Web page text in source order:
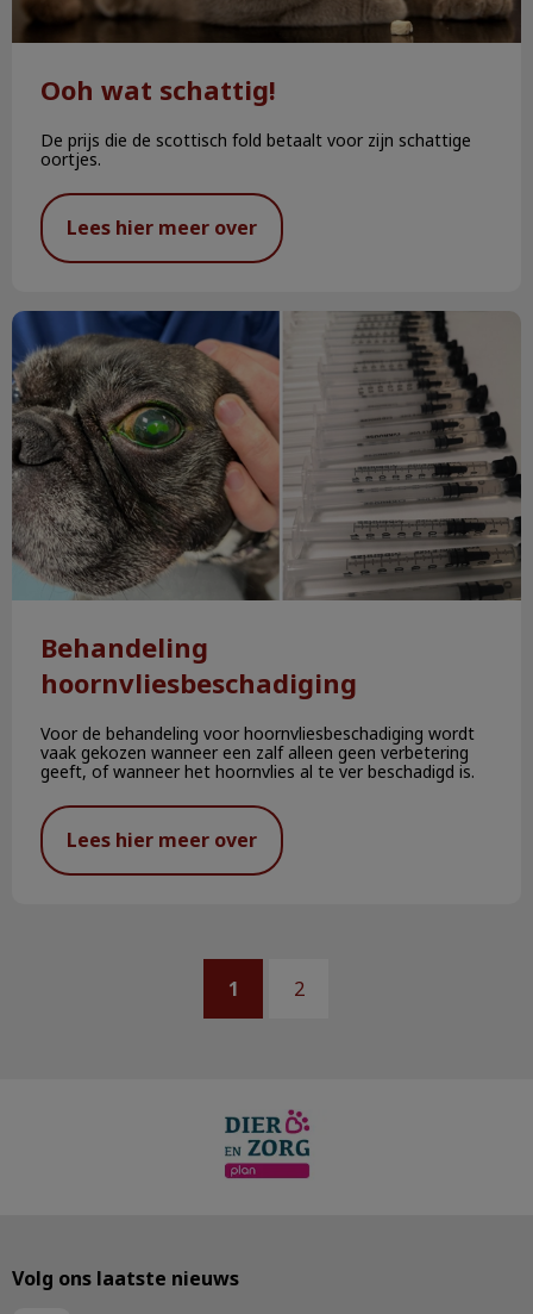
Ooh wat schattig!
De prijs die de scottisch fold betaalt voor zijn schattige
oortjes.
Lees hier meer over
Behandeling hoornvliesbeschadiging
Behandeling
hoornvliesbeschadiging
Voor de behandeling voor hoornvliesbeschadiging wordt
vaak gekozen wanneer een zalf alleen geen verbetering
geeft, of wanneer het hoornvlies al te ver beschadigd is.
Lees hier meer over
1 2
Volg ons laatste nieuws